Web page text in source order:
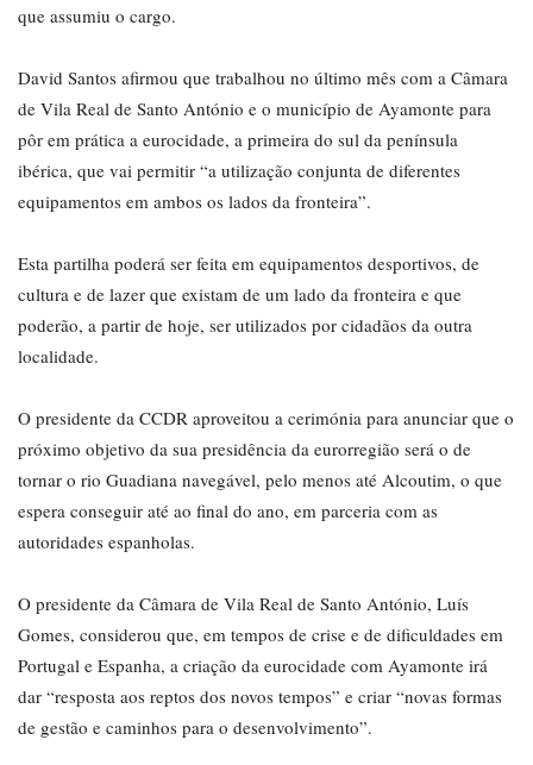
que assumiu o cargo.
David Santos afirmou que trabalhou no último mês com a Câmara
de Vila Real de Santo António e o município de Ayamonte para
pôr em prática a eurocidade, a primeira do sul da península
ibérica, que vai permitir “a utilização conjunta de diferentes
equipamentos em ambos os lados da fronteira”.
Esta partilha poderá ser feita em equipamentos desportivos, de
cultura e de lazer que existam de um lado da fronteira e que
poderão, a partir de hoje, ser utilizados por cidadãos da outra
localidade.
O presidente da CCDR aproveitou a cerimónia para anunciar que o
próximo objetivo da sua presidência da eurorregião será o de
tornar o rio Guadiana navegável, pelo menos até Alcoutim, o que
espera conseguir até ao final do ano, em parceria com as
autoridades espanholas.
O presidente da Câmara de Vila Real de Santo António, Luís
Gomes, considerou que, em tempos de crise e de dificuldades em
Portugal e Espanha, a criação da eurocidade com Ayamonte irá
dar “resposta aos reptos dos novos tempos” e criar “novas formas
de gestão e caminhos para o desenvolvimento”.